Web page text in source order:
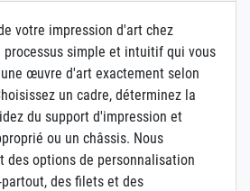
votre impression d'art chez
processus simple et intuitif qui vous
œuvre d'art exactement selon
un cadre, déterminez la
du support d'impression et
ou un châssis. Nous
des options de personnalisation
des filets et des